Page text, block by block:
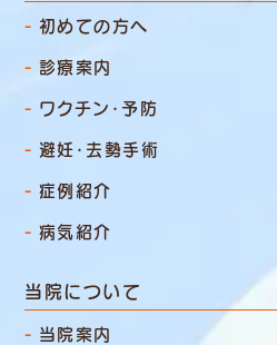
初めての方へ
診療案内
ワクチン・予防
避妊・去勢手術
症例紹介
病気紹介
当院について
当院案内